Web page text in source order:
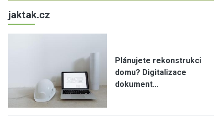
jaktak.cz
Plánujete rekonstrukci
domu? Digitalizace
dokument…